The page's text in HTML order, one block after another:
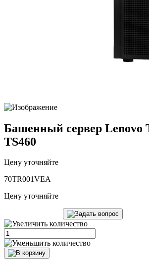
Башенный сервер Lenovo
TS460
Цену уточняйте
70TR001VEA
Цену уточняйте